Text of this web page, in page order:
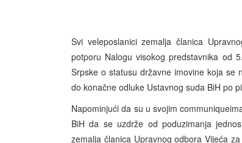
Svi veleposlanici zemalja članica
potporu Nalogu visokog predstavnika od
Srpske o statusu državne imovine koja se
do konačne odluke Ustavnog suda BiH po
Napominjući da su u svojim
BiH da se uzdrže od poduzimanja
zemalja članica Upravnog odbora Vijeća